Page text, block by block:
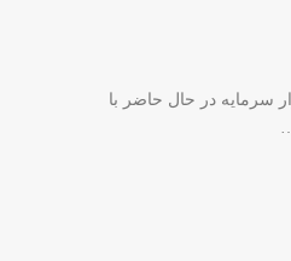
سرمایه در حال حاضر با